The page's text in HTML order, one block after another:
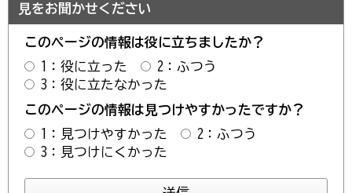
見をお聞かせください
このページの情報は役に立ちましたか？
1：役に立った
2：ふつう
3：役に立たなかった
このページの情報は見つけやすかったですか？
1：見つけやすかった
2：ふつう
3：見つけにくかった